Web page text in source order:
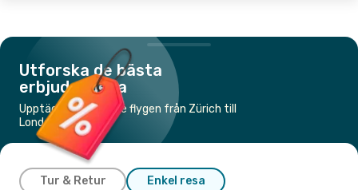
Utforska de bästa
erbjudandena
Upptäck de billigaste flygen från Zürich till
London
Tur & Retur Enkel resa